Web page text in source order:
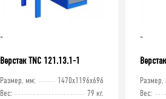
-
Верстак TNC 121.13.1-1
Размер, мм:
1470x1196x696
Вес:
79 кг.
-
Размер,
Вес: